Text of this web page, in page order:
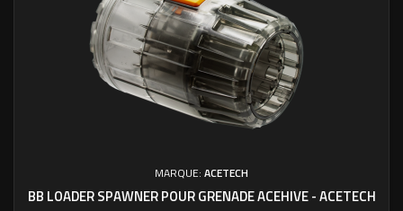
MARQUE: ACETECH
BB LOADER SPAWNER POUR GRENADE ACEHIVE - ACETECH